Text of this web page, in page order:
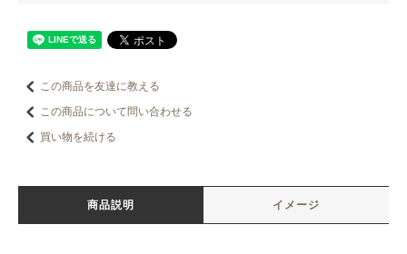
この商品を友達に教える
この商品について問い合わせる
買い物を続ける
商品説明 イメージ